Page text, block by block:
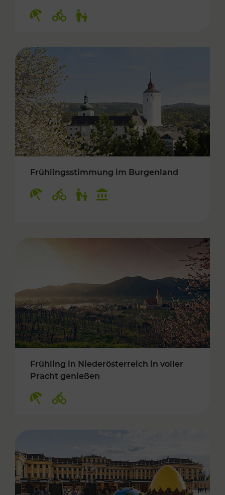
Frühlingsstimmung im Burgenland
Frühling in Niederösterreich in voller
Pracht genießen